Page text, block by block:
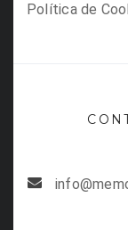
Política de